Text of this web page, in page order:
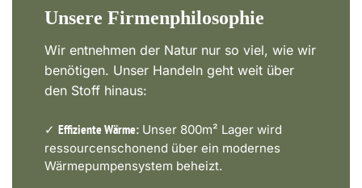
Unsere Firmenphilosophie
Wir entnehmen der Natur nur so viel, wie wir
benötigen. Unser Handeln geht weit über
den Stoff hinaus:
✓ Effiziente Wärme: Unser 800m² Lager wird
ressourcenschonend über ein modernes
Wärmepumpensystem beheizt.